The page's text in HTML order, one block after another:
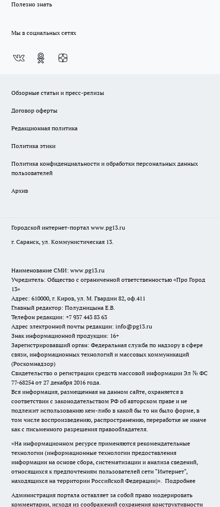
Полезно знать
Мы в социальных сетях
Обзорные статьи и пресс-релизы
Договор оферты
Редакционная политика
Политика этики
Политика конфиденциальности и обработки персональных данных
пользователей
Архив
Городской интернет-портал www.pg13.ru
г. Саранск, ул. Коммунистическая 13.
Наименование СМИ: www.pg13.ru
Учредитель: Общество с ограниченной ответственностью «Про Город
13»
Адрес: 610000, г. Киров, ул. М. Гвардии 82, оф.411
Главный редактор: Полудницына Е.В.
Телефон редакции: +7 937 443 83 63
Адрес электронной почты редакции: info@pg13.ru
Знак информационной продукции: 16+
Зарегистрировавший орган: Федеральная служба по надзору в сфере
связи, информационных технологий и массовых коммуникаций
(Роскомнадзор)
Свидетельство о регистрации средств массовой информации Эл № ФС
77-68254 от 27 декабря 2016 года.
Вся информация, размещенная на данном сайте, охраняется в
соответствии с законодательством РФ об авторском праве и не
подлежит использованию кем-либо в какой бы то ни было форме, в
том числе воспроизведению, распространению, переработке не иначе
как с письменного разрешения правообладателя.
«На информационном ресурсе применяются рекомендательные
технологии (информационные технологии предоставления
информации на основе сбора, систематизации и анализа сведений,
относящихся к предпочтениям пользователей сети "Интернет",
находящихся на территории Российской Федерации)». Подробнее
Администрация портала оставляет за собой право модерировать
комментарии, исходя из соображений сохранения конструктивности